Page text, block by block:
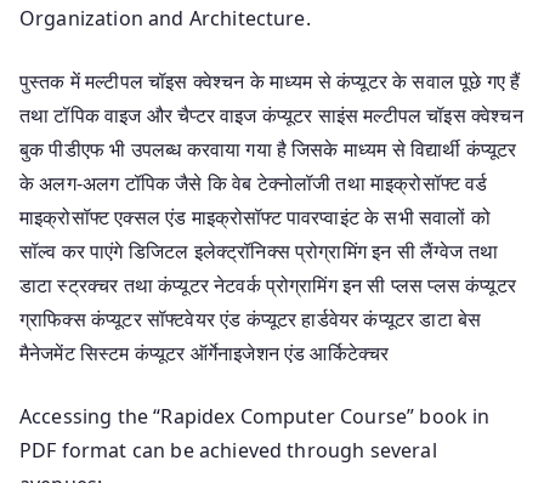
Organization and Architecture.
पुस्तक में मल्टीपल चॉइस क्वेश्चन के माध्यम से कंप्यूटर के सवाल पूछे गए हैं
तथा टॉपिक वाइज और चैप्टर वाइज कंप्यूटर साइंस मल्टीपल चॉइस क्वेश्चन
बुक पीडीएफ भी उपलब्ध करवाया गया है जिसके माध्यम से विद्यार्थी कंप्यूटर
के अलग-अलग टॉपिक जैसे कि वेब टेक्नोलॉजी तथा माइक्रोसॉफ्ट वर्ड
माइक्रोसॉफ्ट एक्सल एंड माइक्रोसॉफ्ट पावरप्वाइंट के सभी सवालों को
सॉल्व कर पाएंगे डिजिटल इलेक्ट्रॉनिक्स प्रोग्रामिंग इन सी लैंग्वेज तथा
डाटा स्ट्रक्चर तथा कंप्यूटर नेटवर्क प्रोग्रामिंग इन सी प्लस प्लस कंप्यूटर
ग्राफिक्स कंप्यूटर सॉफ्टवेयर एंड कंप्यूटर हार्डवेयर कंप्यूटर डाटा बेस
मैनेजमेंट सिस्टम कंप्यूटर ऑर्गेनाइजेशन एंड आर्किटेक्चर
Accessing the “Rapidex Computer Course” book in
PDF format can be achieved through several